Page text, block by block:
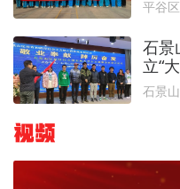
平谷
石景
立“
石景
视频